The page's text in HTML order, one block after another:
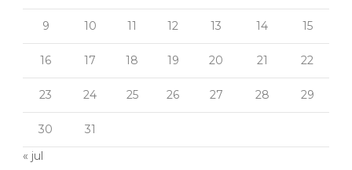
9 10 11 12 13 14 15
16 17 18 19 20 21 22
23 24 25 26 27 28 29
30
31
« jul